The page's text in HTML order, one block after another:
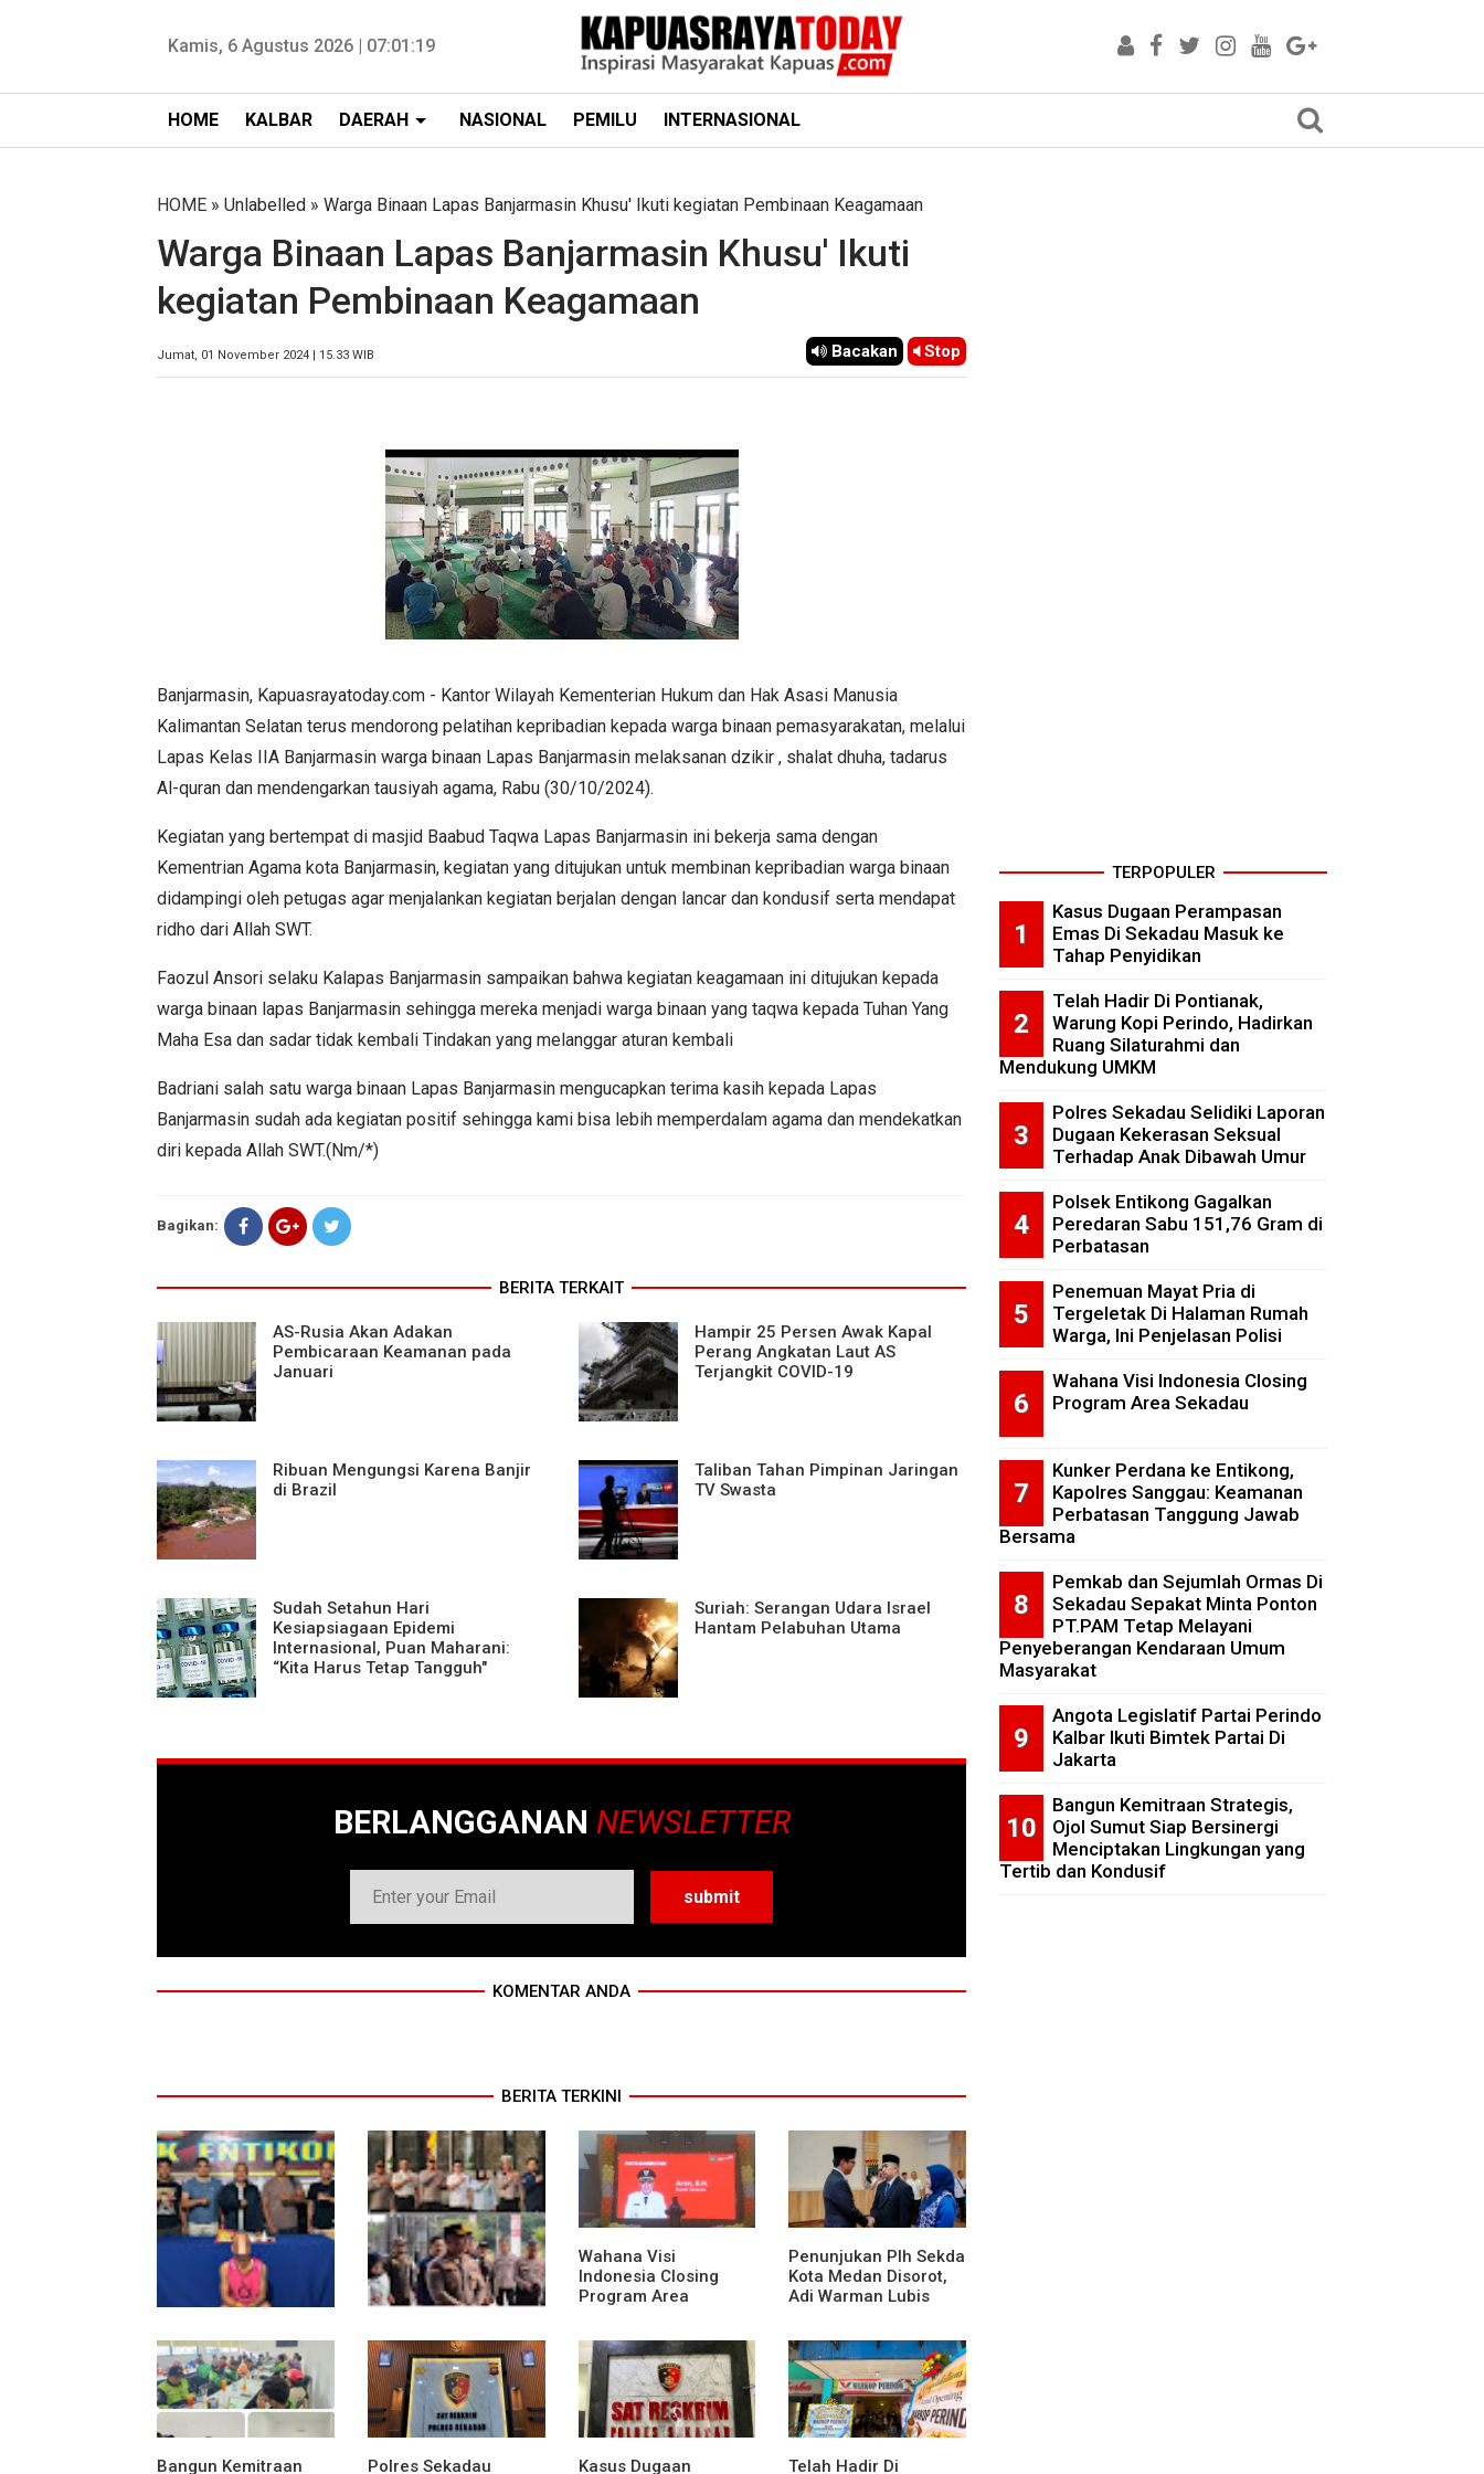
Kamis, 6 Agustus 2026 | 07:01:20
HOME KALBAR DAERAH NASIONAL PEMILU INTERNASIONAL
HOME » Unlabelled » Warga Binaan Lapas Banjarmasin Khusu' Ikuti kegiatan Pembinaan Keagamaan
Warga Binaan Lapas Banjarmasin Khusu' Ikuti
kegiatan Pembinaan Keagamaan
Jumat, 01 November 2024 | 15.33 WIB Bacakan Stop
Banjarmasin, Kapuasrayatoday.com - Kantor Wilayah Kementerian Hukum dan Hak Asasi Manusia
Kalimantan Selatan terus mendorong pelatihan kepribadian kepada warga binaan pemasyarakatan, melalui
Lapas Kelas IIA Banjarmasin warga binaan Lapas Banjarmasin melaksanan dzikir , shalat dhuha, tadarus
Al-quran dan mendengarkan tausiyah agama, Rabu (30/10/2024).
Kegiatan yang bertempat di masjid Baabud Taqwa Lapas Banjarmasin ini bekerja sama dengan
Kementrian Agama kota Banjarmasin, kegiatan yang ditujukan untuk membinan kepribadian warga binaan
didampingi oleh petugas agar menjalankan kegiatan berjalan dengan lancar dan kondusif serta mendapat
ridho dari Allah SWT.
Faozul Ansori selaku Kalapas Banjarmasin sampaikan bahwa kegiatan keagamaan ini ditujukan kepada
warga binaan lapas Banjarmasin sehingga mereka menjadi warga binaan yang taqwa kepada Tuhan Yang
Maha Esa dan sadar tidak kembali Tindakan yang melanggar aturan kembali
Badriani salah satu warga binaan Lapas Banjarmasin mengucapkan terima kasih kepada Lapas
Banjarmasin sudah ada kegiatan positif sehingga kami bisa lebih memperdalam agama dan mendekatkan
diri kepada Allah SWT.(Nm/*)
Bagikan:
BERITA TERKAIT
AS-Rusia Akan Adakan
Pembicaraan Keamanan pada
Januari
Hampir 25 Persen Awak Kapal
Perang Angkatan Laut AS
Terjangkit COVID-19
Ribuan Mengungsi Karena Banjir
di Brazil
Taliban Tahan Pimpinan Jaringan
TV Swasta
Sudah Setahun Hari
Kesiapsiagaan Epidemi
Internasional, Puan Maharani:
“Kita Harus Tetap Tangguh"
Suriah: Serangan Udara Israel
Hantam Pelabuhan Utama
BERLANGGANAN NEWSLETTER
KOMENTAR ANDA
BERITA TERKINI
Polsek Entikong
Gagalkan Peredaran
Sabu 151,76 Gram di
Perbatasan
Kunker Perdana ke
Entikong, Kapolres
Sanggau: Keamanan
Perbatasan Tanggung
Jawab Bersama
Wahana Visi
Indonesia Closing
Program Area
Penunjukan Plh Sekda
Kota Medan Disorot,
Adi Warman Lubis
Komitmen terhadap
Sistem Merit
Bangun Kemitraan Polres Sekadau Kasus Dugaan Telah Hadir Di
TERPOPULER
Kasus Dugaan Perampasan
Emas Di Sekadau Masuk ke
Tahap Penyidikan
Telah Hadir Di Pontianak,
Warung Kopi Perindo, Hadirkan
Ruang Silaturahmi dan
Mendukung UMKM
Polres Sekadau Selidiki Laporan
Dugaan Kekerasan Seksual
Terhadap Anak Dibawah Umur
Polsek Entikong Gagalkan
Peredaran Sabu 151,76 Gram di
Perbatasan
Penemuan Mayat Pria di
Tergeletak Di Halaman Rumah
Warga, Ini Penjelasan Polisi
Wahana Visi Indonesia Closing
Program Area Sekadau
Kunker Perdana ke Entikong,
Kapolres Sanggau: Keamanan
Perbatasan Tanggung Jawab
Bersama
Pemkab dan Sejumlah Ormas Di
Sekadau Sepakat Minta Ponton
PT.PAM Tetap Melayani
Penyeberangan Kendaraan Umum
Masyarakat
Angota Legislatif Partai Perindo
Kalbar Ikuti Bimtek Partai Di
Jakarta
Bangun Kemitraan Strategis,
Ojol Sumut Siap Bersinergi
Menciptakan Lingkungan yang
Tertib dan Kondusif